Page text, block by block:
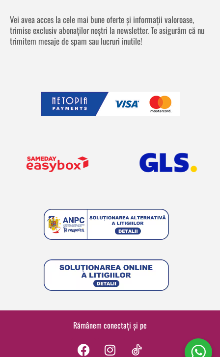
Vei avea acces la cele mai bune oferte și informații valoroase,
trimise exclusiv abonaților noștri la newsletter. Te asigurăm că nu
trimitem mesaje de spam sau lucruri inutile!
Rămânem conectați și pe
F
I